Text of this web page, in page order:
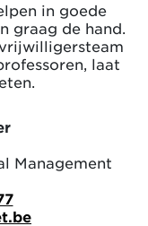
in goede
graag de hand.
laat
Management